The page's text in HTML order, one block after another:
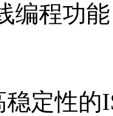
编程功能
性的